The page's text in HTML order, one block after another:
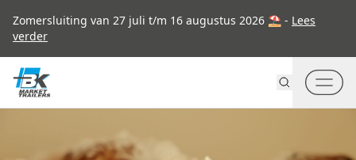
Zomersluiting van 27 juli t/m 16 augustus 2026 ⛱ - Lees
verder